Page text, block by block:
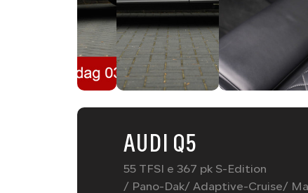
AUDI Q5
55 TFSI e 367 pk S-Edition
/ Pano-Dak/ Adaptive-Cruise/